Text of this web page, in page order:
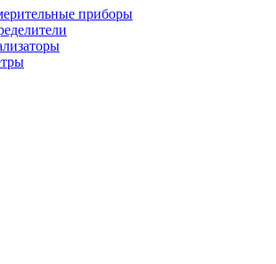
приборы